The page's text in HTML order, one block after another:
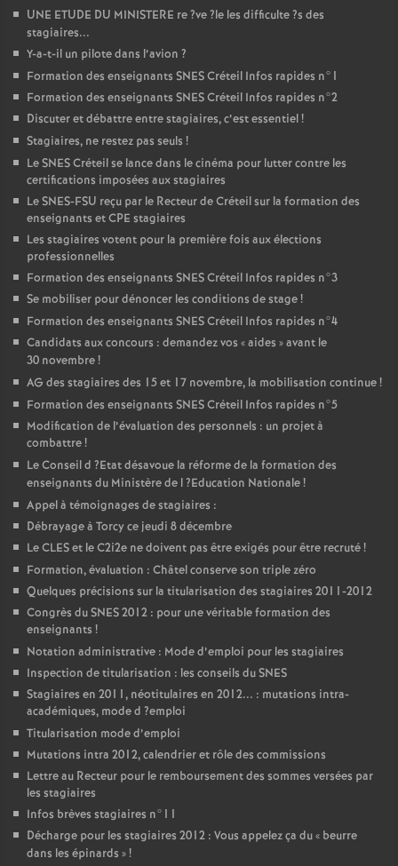
UNE ETUDE DU MINISTERE re?ve?le les difficulte?s des
stagiaires...
Y-a-t-il un pilote dans l’avion ?
Formation des enseignants SNESCréteil Infos rapides n°1
Formation des enseignants SNESCréteil Infos rapides n°2
Discuter et débattre entre stagiaires, c’est essentiel!
Stagiaires, ne restez pas seuls !
LeSNESCréteil se lance dans le cinéma pour lutter contre les
certifications imposées aux stagiaires
LeSNES-FSU reçu par le Recteur de Créteil sur la formation des
enseignants etCPE stagiaires
Les stagiaires votent pour la première fois aux élections
professionnelles
Formation des enseignants SNESCréteil Infos rapides n°3
Se mobiliser pour dénoncer les conditions de stage!
Formation des enseignants SNESCréteil Infos rapides n°4
Candidats aux concours : demandez vos «aides » avant le
30 novembre!
AG des stagiaires des 15 et 17 novembre, la mobilisation continue!
Formation des enseignants SNESCréteil Infos rapides n°5
Modification de l’évaluation des personnels : un projet à
combattre!
Le Conseil d ?Etat désavoue la réforme de la formation des
enseignants du Ministère de l?Education Nationale!
Appel à témoignages de stagiaires :
Débrayage à Torcy ce jeudi 8 décembre
LeCLESet le C2i2e ne doivent pas être exigés pour être recruté!
Formation, évaluation : Châtel conserve son triple zéro
Quelques précisions sur la titularisation des stagiaires 2011-2012
Congrès duSNES2012 : pour une véritable formation des
enseignants !
Notation administrative : Mode d’emploi pour les stagiaires
Inspection de titularisation : les conseils duSNES
Stagiaires en 2011, néotitulaires en 2012... : mutations intra-
académiques, mode d ?emploi
Titularisation mode d’emploi
Mutations intra 2012, calendrier et rôle des commissions
Lettre au Recteur pour le remboursement des sommes versées par
les stagiaires
Infos brèves stagiaires n°11
Décharge pour les stagiaires 2012 : Vous appelez ça du « beurre
dans les épinards »!